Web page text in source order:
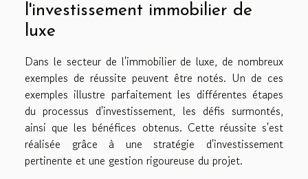
l'investissement immobilier de
luxe
Dans le secteur de l'immobilier de luxe, de nombreux
exemples de réussite peuvent être notés. Un de ces
exemples illustre parfaitement les différentes étapes
du processus d'investissement, les défis surmontés,
ainsi que les bénéfices obtenus. Cette réussite s'est
réalisée grâce à une stratégie d'investissement
pertinente et une gestion rigoureuse du projet.